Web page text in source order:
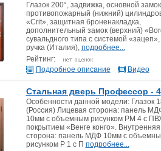
Глазок 200°, задвижка, основной замок
противопожарный (нижний)
«Crit», защитная броненакладка,
дополнительный замок (верхний)
сувальдного типа с системой «зацеп»,
ручка (Италия), подробнее...
Рейтинг:
Подробное описание
Видео
Стальная дверь Профессор - 4
Особенности данной модели: Глазок
(Россия) Лицевая сторона: панель
10мм с объемным рисунком PM 4 с
покрытием «Венге конго». Внутренняя
сторона: панель МДФ 10мм с
рисунком Р 1 с П подробнее...